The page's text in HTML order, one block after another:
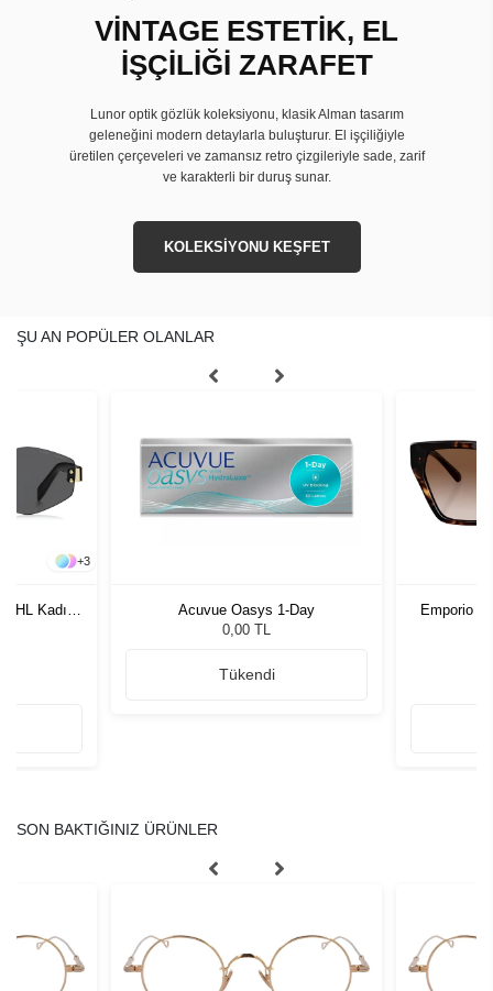
VİNTAGE ESTETİK, EL
İŞÇİLİĞİ ZARAFET
Lunor optik gözlük koleksiyonu, klasik Alman tasarım
geleneğini modern detaylarla buluşturur. El işçiliğiyle
üretilen çerçeveleri ve zamansız retro çizgileriyle sade, zarif
ve karakterli bir duruş sunar.
KOLEKSİYONU KEŞFET
ŞU AN POPÜLER OLANLAR
+3
Kadın
Acuvue Oasys 1-Day
0,00 TL
Tükendi
Emporio
SON BAKTIĞINIZ ÜRÜNLER